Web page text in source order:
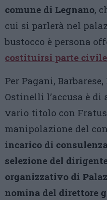
comune di Legnano,
cui si parlerà nel
bustocco è persona
costituirsi parte civile
Per Pagani,
Ostinelli l’accusa è di
vario titolo con
manipolazione del
incarico di
selezione del
organizzativo di
nomina del direttore